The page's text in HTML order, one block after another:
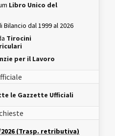
Libro Unico del
Bilancio dal 1999 al 2026
Tirocini
per il Lavoro
le Gazzette Ufficiali
2026 (Trasp. retributiva)